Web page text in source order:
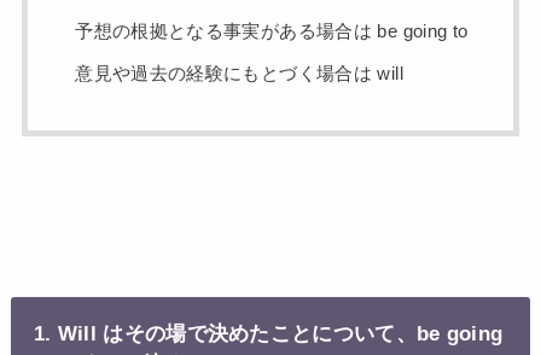
予想の根拠となる事実がある場合は be going to
意見や過去の経験にもとづく場合は will
1. Will はその場で決めたことについて、be going